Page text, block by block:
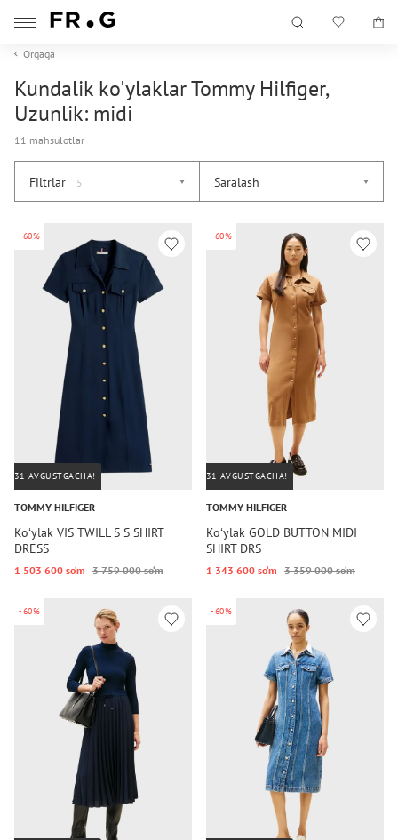
Orqaga
Kundalik ko'ylaklar Tommy Hilfiger,
Uzunlik: midi
11 mahsulotlar
Filtrlar 5 Saralash
-60%
31-AVGUSTGACHA!
TOMMY HILFIGER
Koʻylak VIS TWILL S S SHIRT
DRESS
1 503 600 so‘m 3 759 000 so‘m
-60%
31-AVGUSTGACHA!
TOMMY HILFIGER
Koʻylak GOLD BUTTON MIDI
SHIRT DRS
1 343 600 so‘m 3 359 000 so‘m
-60% -60%